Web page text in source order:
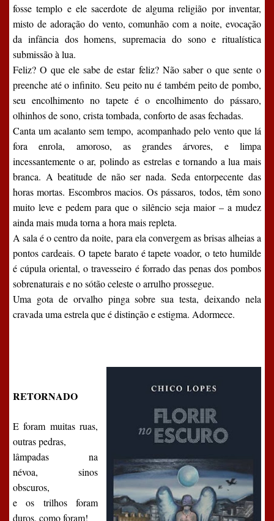
fosse templo e ele sacerdote de alguma religião por inventar,
misto de adoração do vento, comunhão com a noite, evocação
da infância dos homens, supremacia do sono e ritualística
submissão à lua.
Feliz? O que ele sabe de estar feliz? Não saber o que sente o
preenche até o infinito. Seu peito nu é também peito de pombo,
seu encolhimento no tapete é o encolhimento do pássaro,
olhinhos de sono, crista tombada, conforto de asas fechadas.
Canta um acalanto sem tempo, acompanhado pelo vento que lá
fora enrola, amoroso, as grandes árvores, e limpa
incessantemente o ar, polindo as estrelas e tornando a lua mais
branca. A beatitude de não ser nada. Seda entorpecente das
horas mortas. Escombros macios. Os pássaros, todos, têm sono
muito leve e pedem para que o silêncio seja maior – a mudez
ainda mais muda torna a hora mais repleta.
A sala é o centro da noite, para ela convergem as brisas alheias a
pontos cardeais. O tapete barato é tapete voador, o teto humilde
é cúpula oriental, o travesseiro é forrado das penas dos pombos
sobrenaturais e no sótão celeste o arrulho prossegue.
Uma gota de orvalho pinga sobre sua testa, deixando nela
cravada uma estrela que é distinção e estigma. Adormece.
RETORNADO
E foram muitas ruas,
outras pedras,
lâmpadas na
névoa,
sinos
obscuros,
e os trilhos foram
duros, como foram!